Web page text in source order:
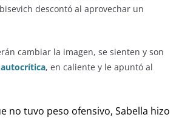
descontó al aprovechar un
cambiar la imagen, se sienten y son
, en caliente y le apuntó al
no tuvo peso ofensivo, Sabella hizo